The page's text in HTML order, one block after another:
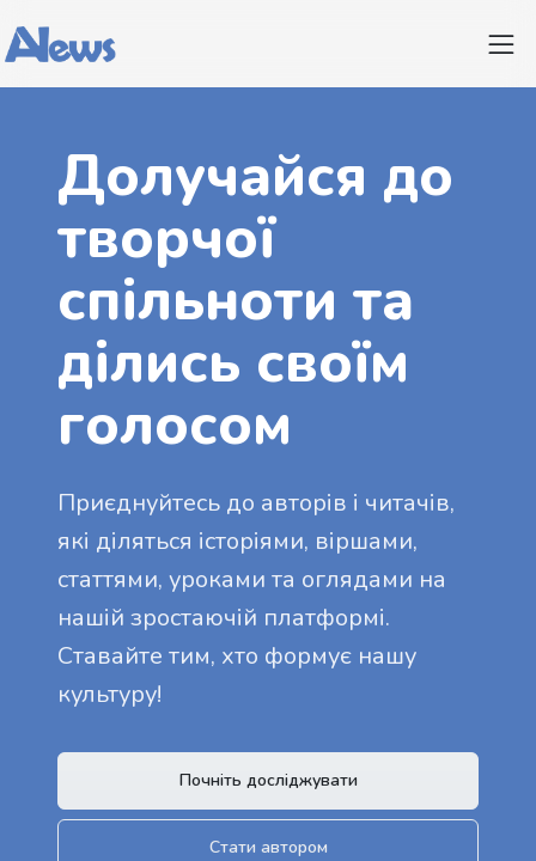
Долучайся до
творчої
спільноти та
ділись своїм
голосом
Приєднуйтесь до авторів і читачів,
які діляться історіями, віршами,
статтями, уроками та оглядами на
нашій зростаючій платформі.
Ставайте тим, хто формує нашу
культуру!
Почніть досліджувати
Стати автором